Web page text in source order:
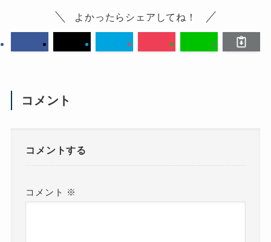
よかったらシェアしてね！
コメント
コメントする
コメント ※